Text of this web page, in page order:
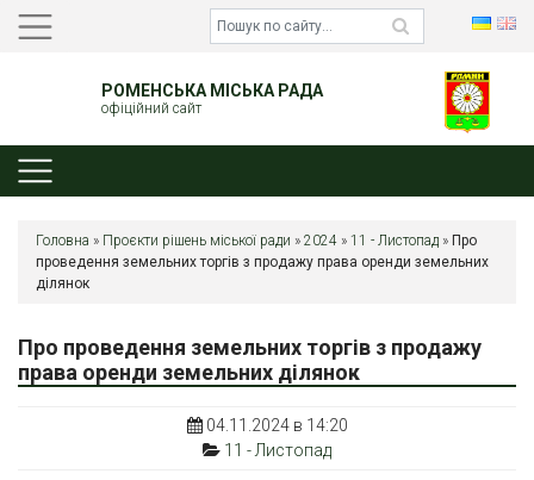
РОМЕНСЬКА МІСЬКА РАДА
офіційний сайт
Головна » Проєкти рішень міської ради » 2024 » 11 - Листопад » Про
проведення земельних торгів з продажу права оренди земельних
ділянок
Про проведення земельних торгів з продажу
права оренди земельних ділянок
04.11.2024 в 14:20
11 - Листопад